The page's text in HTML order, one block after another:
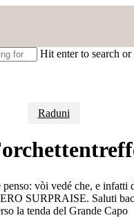
Hit enter to search
Raduni
vòi vedé che, e infatti
SURPRAISE. Saluti
la tenda del Grande Capo